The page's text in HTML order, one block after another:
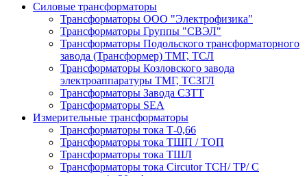
Силовые трансформаторы
Трансформаторы ООО "Электрофизика"
Трансформаторы Группы "СВЭЛ"
Трансформаторы Подольского трансформаторного
завода (Трансформер) ТМГ, ТСЛ
Трансформаторы Козловского завода
электроаппаратуры ТМГ, ТСЗГЛ
Трансформаторы Завода СЗТТ
Трансформаторы SEA
Измерительные трансформаторы
Трансформаторы тока Т-0,66
Трансформаторы тока ТШП / ТОП
Трансформаторы тока ТШЛ
Трансформаторы тока Circutor TCH/ TP/ С